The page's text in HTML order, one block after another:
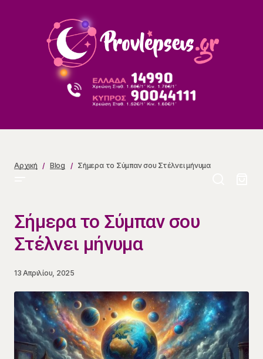
Αρχική Blog Σήμερα το Σύμπαν σου Στέλνει μήνυμα
Σήμερα το Σύμπαν σου
Στέλνει μήνυμα
13 Απριλίου, 2025